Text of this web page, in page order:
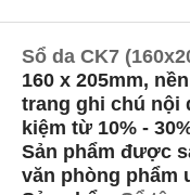
Sổ da CK7
160 x 205mm,
trang ghi chú nội
kiệm từ 10% -
Sản phẩm được
văn phòng phẩm